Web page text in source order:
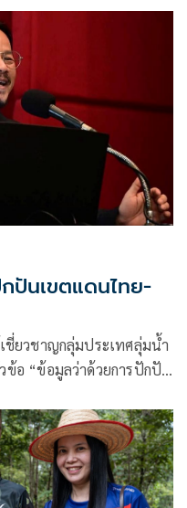
ปันเขตแดนไทย-
ชี่ยวชาญกลุ่มประเทศลุ่มน้ำ
ข้อ “ข้อมูลว่าด้วยการปักปัน